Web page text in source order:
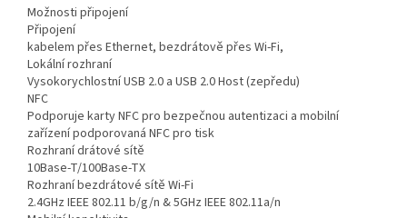
Možnosti připojení
Připojení
kabelem přes Ethernet, bezdrátově přes Wi-Fi,
Lokální rozhraní
Vysokorychlostní USB 2.0 a USB 2.0 Host (zepředu)
NFC
Podporuje karty NFC pro bezpečnou autentizaci a mobilní
zařízení podporovaná NFC pro tisk
Rozhraní drátové sítě
10Base-T/100Base-TX
Rozhraní bezdrátové sítě Wi-Fi
2.4GHz IEEE 802.11 b/g/n & 5GHz IEEE 802.11a/n